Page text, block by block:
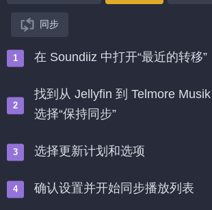
同步
在 Soundiiz 中打开“最近的转移”
找到从 Jellyfin 到 Telmore
选择“保持同步”
选择更新计划和选项
确认设置并开始同步播放列表